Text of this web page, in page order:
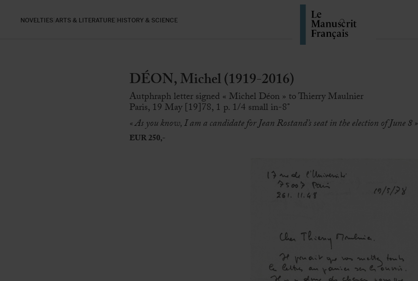
NOVELTIES ARTS & LITERATURE HISTORY & SCIENCE
DÉON, Michel (1919-2016)
Autphraph letter signed « Michel Déon » to Thierry Maulnier
Paris, 19 May [19]78, 1 p. 1/4 small in-8°
« As you know, I am a candidate for Jean Rostand’s seat in the election of June 8 »
EUR 250,-